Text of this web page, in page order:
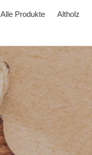
Alle Produkte Altholz